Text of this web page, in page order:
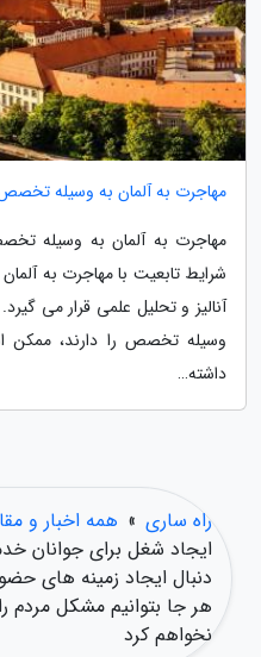
مهاجرت به آلمان به وسیله
مهاجرت به آلمان به وسیله
شرایط تابعیت با مهاجرت به
آنالیز و تحلیل علمی قرار می
وسیله تخصص را دارند، ممکن
داشته…
راه ساری » همه اخبار و
ایجاد شغل برای جوانان
دنبال ایجاد زمینه های
هر جا بتوانیم مشکل مردم
نخواهم کرد